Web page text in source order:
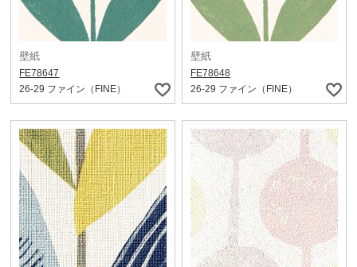
壁紙
FE78647
26-29 ファイン（FINE）
壁紙
FE78648
26-29 ファイン（FINE）